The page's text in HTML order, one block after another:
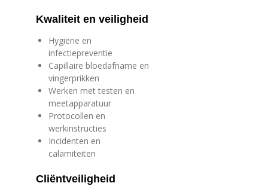
Kwaliteit en veiligheid
Hygiëne en
infectiepreventie
Capillaire bloedafname en
vingerprikken
Werken met testen en
meetapparatuur
Protocollen en
werkinstructies
Incidenten en
calamiteiten
Cliëntveiligheid